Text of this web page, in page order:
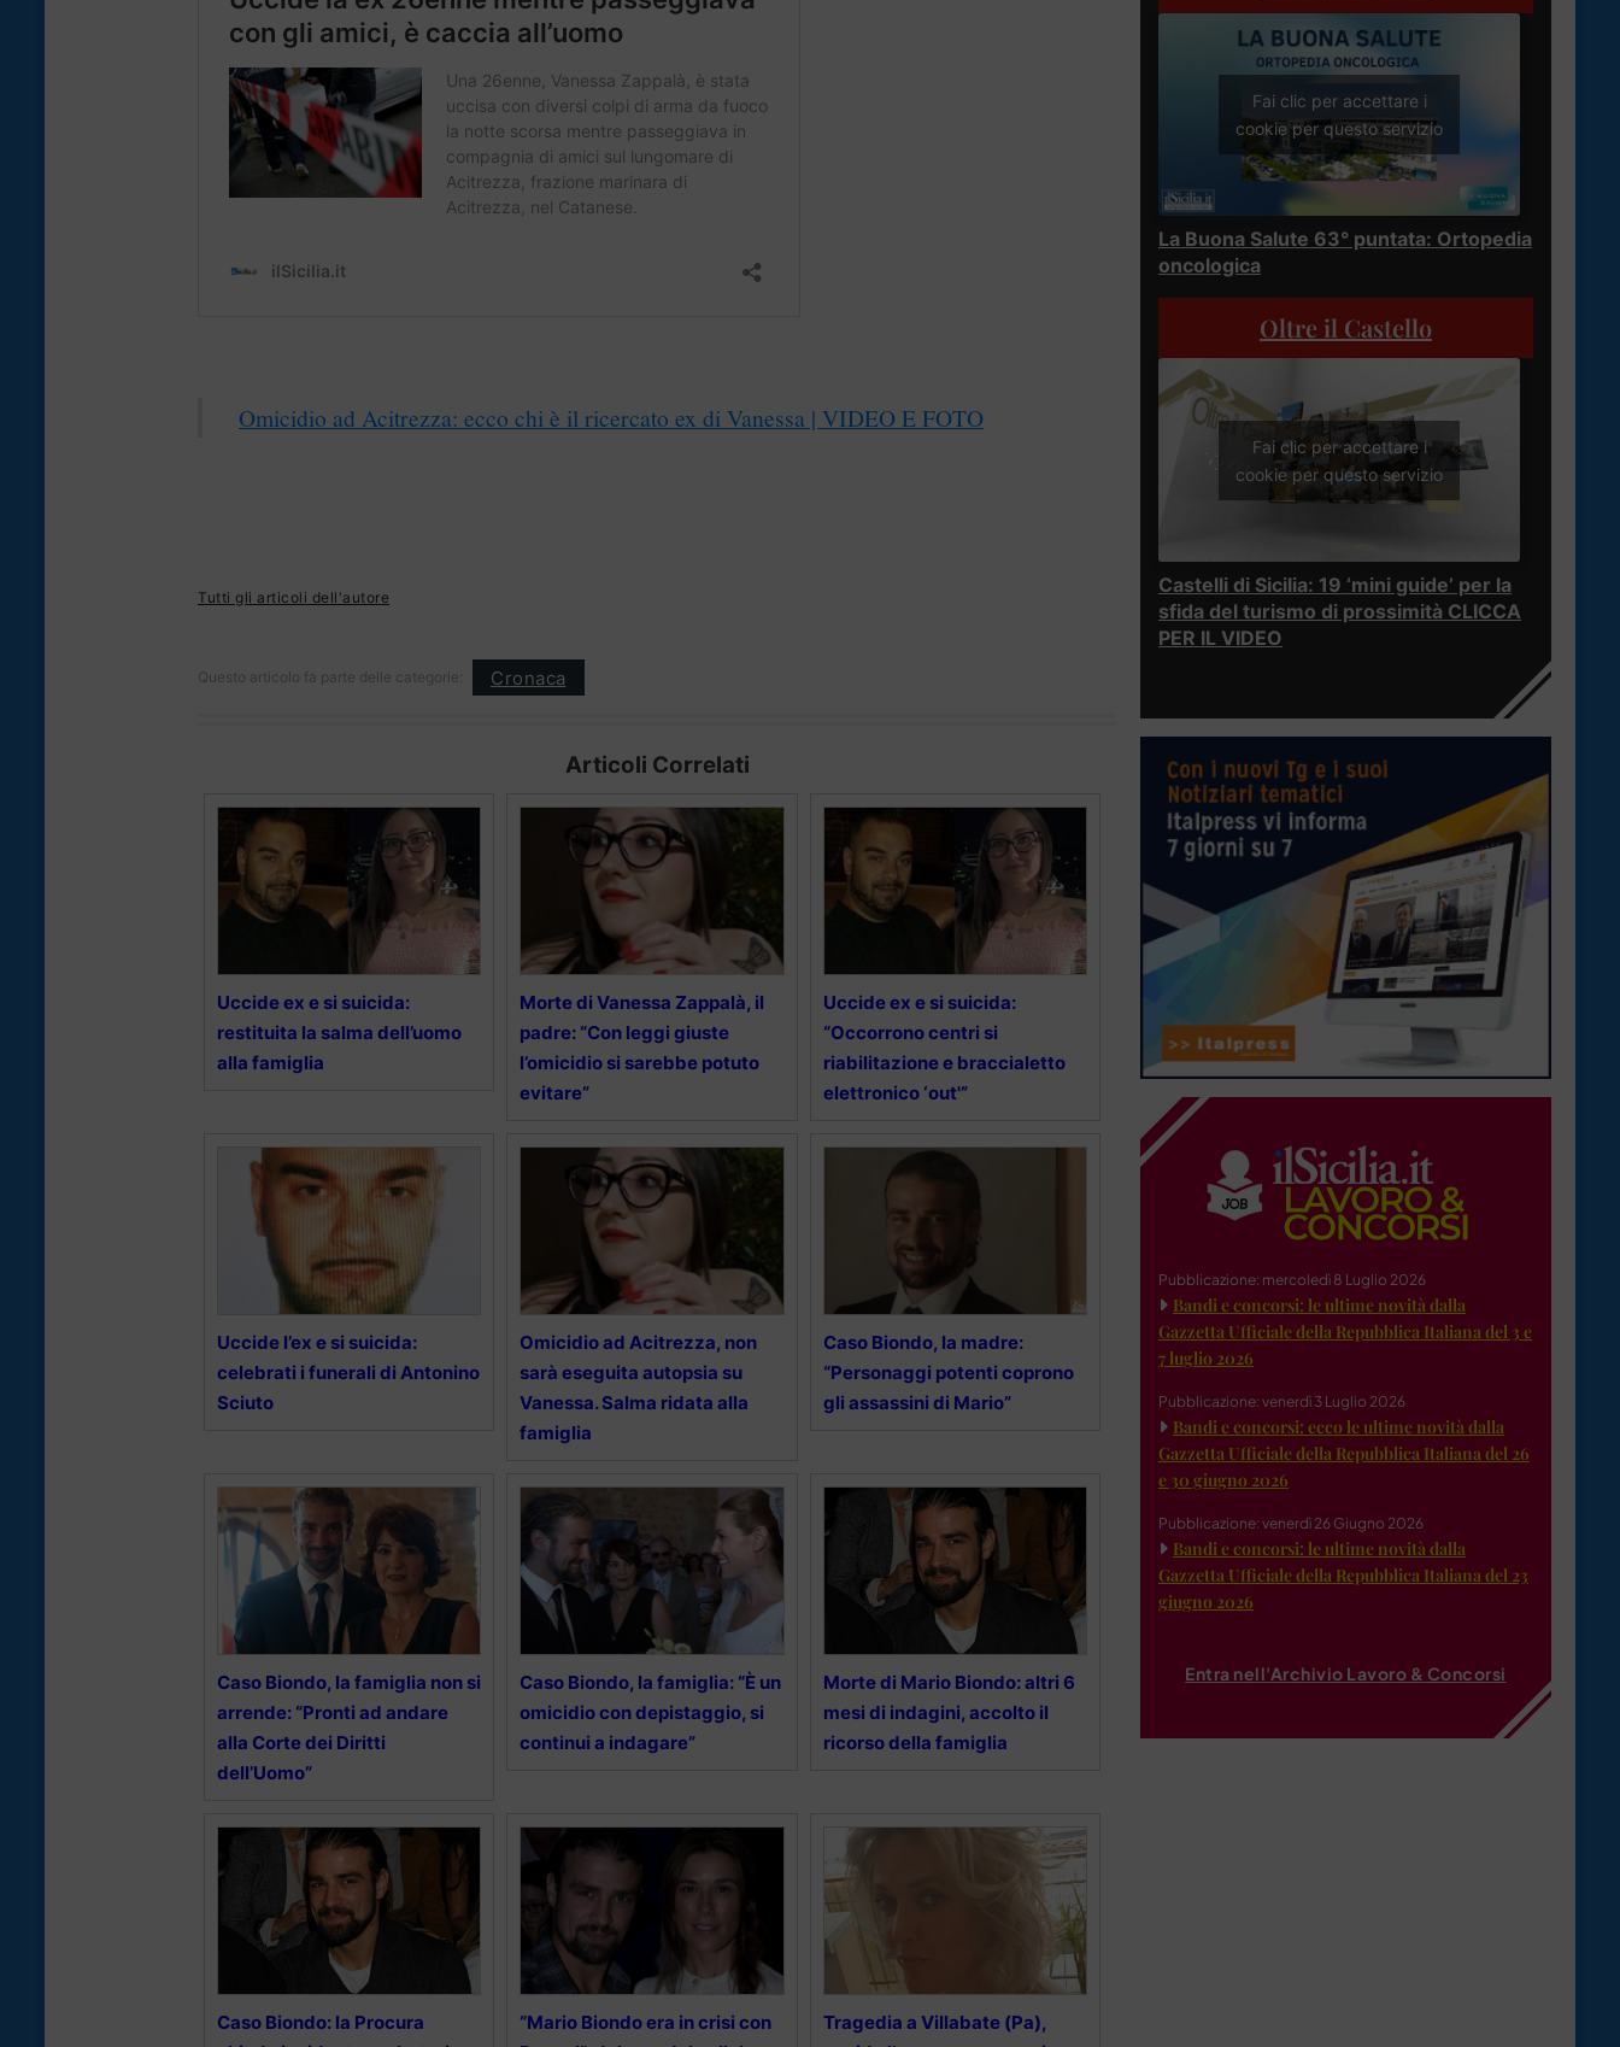
Omicidio ad Acitrezza: ecco chi è il ricercato ex di Vanessa | VIDEO E FOTO
Tutti gli articoli dell'autore
Questo articolo fa parte delle categorie: Cronaca
Articoli Correlati
Uccide ex e si suicida:
restituita la salma dell’uomo
alla famiglia
Morte di Vanessa Zappalà, il
padre: “Con leggi giuste
l’omicidio si sarebbe potuto
evitare”
Uccide ex e si suicida:
“Occorrono centri si
riabilitazione e braccialetto
elettronico ‘out'”
Uccide l’ex e si suicida:
celebrati i funerali di Antonino
Sciuto
Omicidio ad Acitrezza, non
sarà eseguita autopsia su
Vanessa. Salma ridata alla
famiglia
Caso Biondo, la madre:
“Personaggi potenti coprono
gli assassini di Mario”
Caso Biondo, la famiglia non si
arrende: “Pronti ad andare
alla Corte dei Diritti
dell’Uomo”
Caso Biondo, la famiglia: “È un
omicidio con depistaggio, si
continui a indagare”
Morte di Mario Biondo: altri 6
mesi di indagini, accolto il
ricorso della famiglia
Caso Biondo: la Procura
“Mario Biondo era in crisi con
Tragedia a Villabate (Pa),
Fai clic per accettare i
cookie per questo servizio
La Buona Salute 63° puntata: Ortopedia
oncologica
Oltre il Castello
Fai clic per accettare i
cookie per questo servizio
Castelli di Sicilia: 19 ‘mini guide’ per la
sfida del turismo di prossimità CLICCA
PER IL VIDEO
Pubblicazione: mercoledì 8 Luglio 2026
Bandi e concorsi: le ultime novità dalla
Gazzetta Ufficiale della Repubblica Italiana del 3 e
7 luglio 2026
Pubblicazione: venerdì 3 Luglio 2026
Bandi e concorsi: ecco le ultime novità dalla
Gazzetta Ufficiale della Repubblica Italiana del 26
e 30 giugno 2026
Pubblicazione: venerdì 26 Giugno 2026
Bandi e concorsi: le ultime novità dalla
Gazzetta Ufficiale della Repubblica Italiana del 23
giugno 2026
Entra nell'Archivio Lavoro & Concorsi